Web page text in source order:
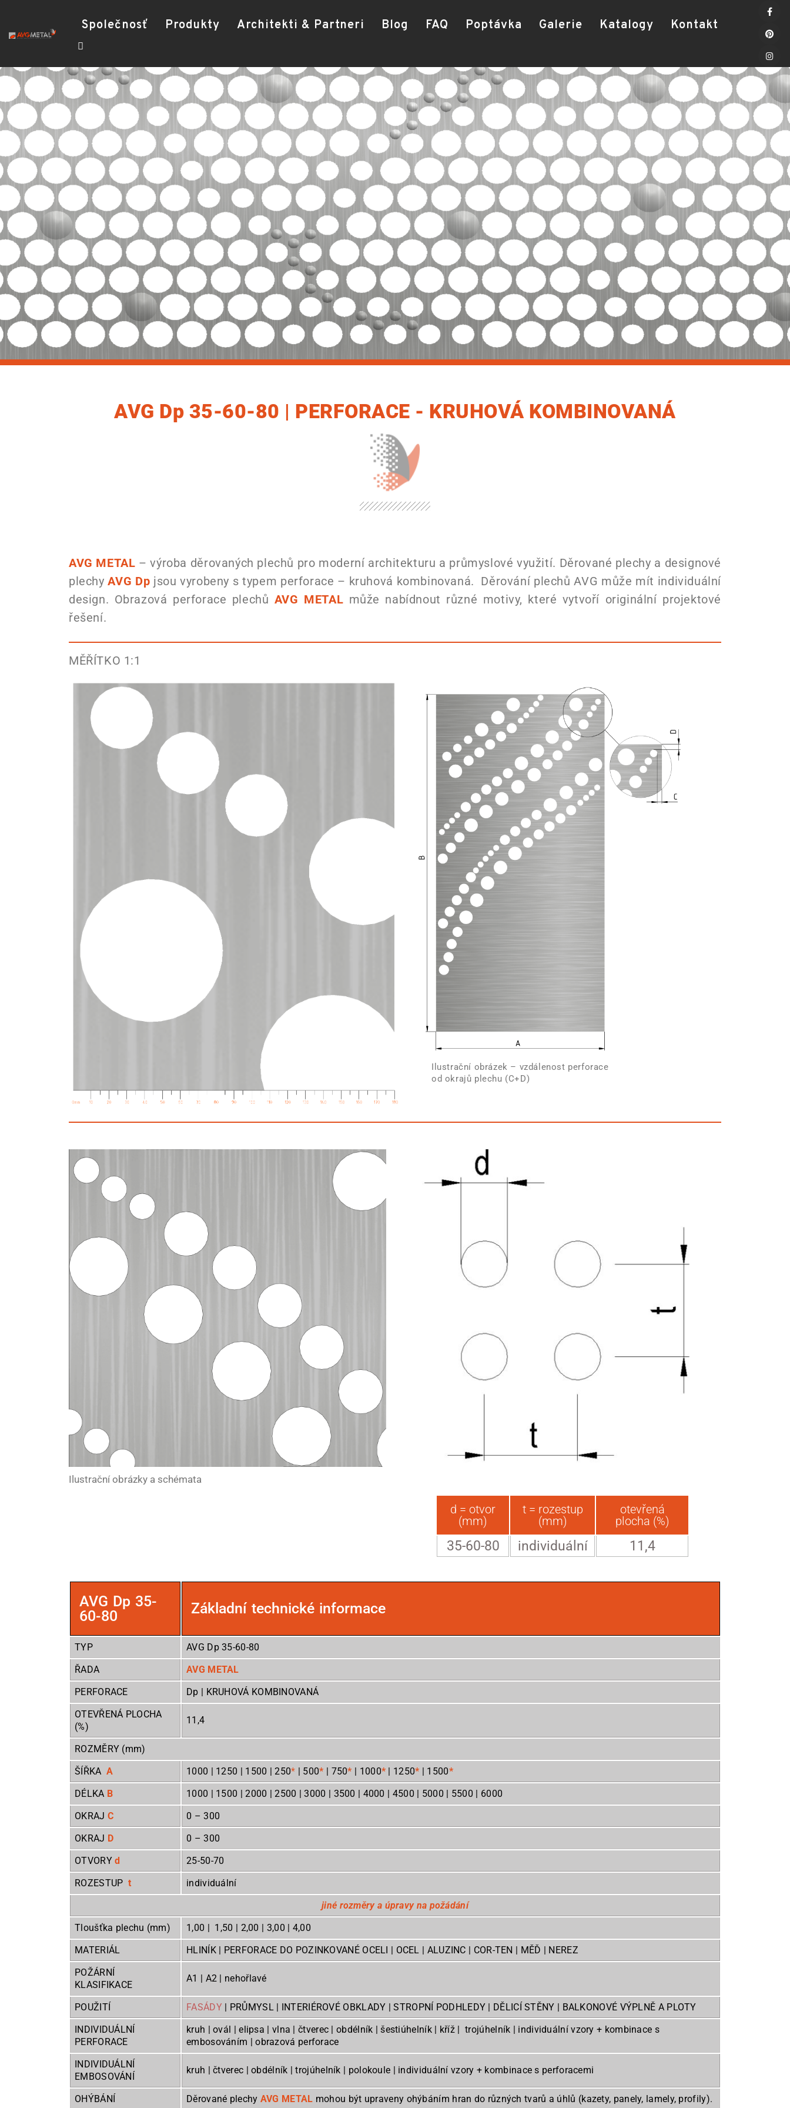
Společnosť Produkty Architekti & Partneri Blog FAQ Poptávka Galerie Katalogy Kontakt
AVG Dp 35-60-80 | PERFORACE - KRUHOVÁ KOMBINOVANÁ
AVG METAL – výroba děrovaných plechů pro moderní architekturu a průmyslové využití. Děrované plechy a designové
plechyAVG Dp jsou vyrobeny s typem perforace – kruhová kombinovaná. Děrování plechů AVG může mít individuální
design. Obrazová perforace plechů AVG METAL může nabídnout různé motivy, které vytvoří originální projektové
řešení.
MĚŘÍTKO 1:1
Ilustrační obrázek – vzdálenost perforace
od okrajů plechu (C+D)
Ilustrační obrázky a schémata
d = otvor
(mm)
t = rozestup
(mm)
otevřená
plocha (%)
35-60-80 individuální 11,4
AVG Dp 35-
60-80
Základní technické informace
TYP
AVG Dp 35-60-80
ŘADA
AVG METAL
PERFORACE
Dp | KRUHOVÁ KOMBINOVANÁ
OTEVŘENÁ PLOCHA
(%)
11,4
ROZMĚRY (mm)
ŠÍŘKAA 1000 | 1250 | 1500 | 250* | 500* | 750* | 1000* | 1250* | 1500*
DÉLKA B
1000 | 1500 | 2000 | 2500 | 3000 | 3500 | 4000 | 4500 | 5000 | 5500 | 6000
OKRAJ C 0 – 300
OKRAJ D 0 – 300
OTVORYd
25-50-70
ROZESTUP t
individuální
jiné rozměry a úpravy na požádání
Tloušťka plechu (mm)
1,00 | 1,50 | 2,00 | 3,00 | 4,00
MATERIÁL
HLINÍK | PERFORACE DO POZINKOVANÉ OCELI | OCEL | ALUZINC | COR-TEN | MĚĎ | NEREZ
POŽÁRNÍ
KLASIFIKACE
A1 | A2 | nehořlavé
POUŽITÍ FASÁDY| PRŮMYSL | INTERIÉROVÉ OBKLADY | STROPNÍ PODHLEDY | DĚLICÍ STĚNY | BALKONOVÉ VÝPLNĚ A PLOTY
INDIVIDUÁLNÍ
PERFORACE
kruh | ovál | elipsa | vlna | čtverec | obdélník | šestiúhelník | kříž | trojúhelník | individuální vzory + kombinace s
embosováním | obrazová perforace
INDIVIDUÁLNÍ
EMBOSOVÁNÍ
kruh | čtverec | obdélník | trojúhelník | polokoule | individuální vzory + kombinace s perforacemi
OHÝBÁNÍ Děrované plechy AVG METAL mohou být upraveny ohýbáním hran do různých tvarů a úhlů (kazety, panely, lamely, profily).